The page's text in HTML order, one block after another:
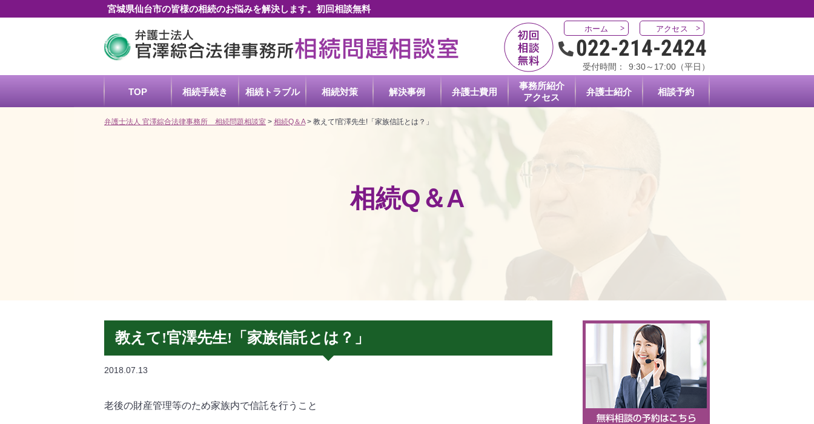
宮城県仙台市の皆様の相続のお悩みを解決します。初回相談無料
ホーム アクセス
022-214-2424
受付時間： 9:30～17:00（平日）
TOP 相続手続き 相続トラブル 相続対策 解決事例 弁護士費用
事務所紹介
アクセス
弁護士紹介 相談予約
弁護士法人 官澤綜合法律事務所 相続問題相談室 > 相続Q＆A> 教えて!官澤先生!「家族信託とは？」
相続Q＆A
教えて!官澤先生!「家族信託とは？」
2018.07.13
老後の財産管理等のため家族内で信託を行うこと